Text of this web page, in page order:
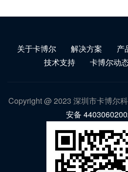
关于卡博尔 解决方案 产
技术支持
卡博尔动
Copyright @ 2023 深圳市卡博尔
安备